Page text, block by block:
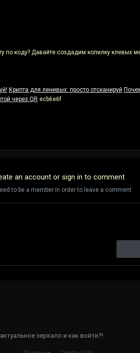
коду? Давайте создадим копилку клевых
Крипта для ленивых: просто отсканируй
через QRecb6e6f
an account or sign in to comment
to be a member in order to leave a comment
зеркало и как войти?!